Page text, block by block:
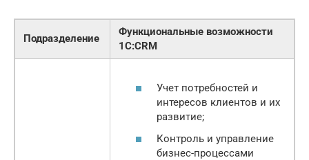
Подразделение
Функциональные возможности
1С:CRM
Учет потребностей и
интересов клиентов и их
развитие;
Контроль и управление
бизнес-процессами